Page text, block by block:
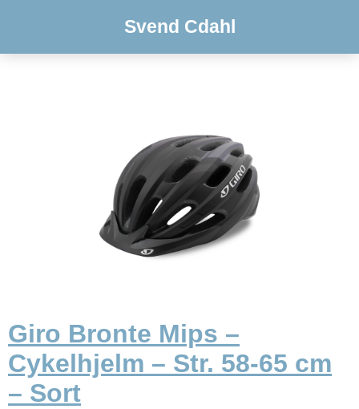
Svend Cdahl
Giro Bronte Mips –
Cykelhjelm – Str. 58-65 cm
– Sort